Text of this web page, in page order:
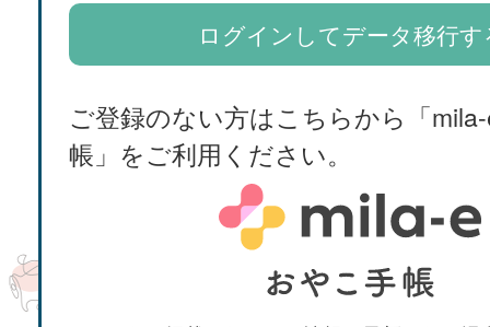
ログインしてデータ移行す
ご登録のない方はこちらから「
帳」をご利用ください。